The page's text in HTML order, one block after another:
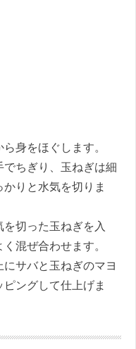
身をほぐします。
ちぎり、玉ねぎは細
りと水気を切りま
切った玉ねぎを入
混ぜ合わせます。
サバと玉ねぎのマヨ
ングして仕上げま